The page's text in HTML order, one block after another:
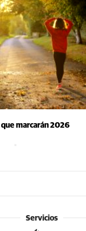
que marcarán 2026
Servicios